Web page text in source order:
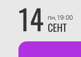
14 пн, 19:00
СЕНТ